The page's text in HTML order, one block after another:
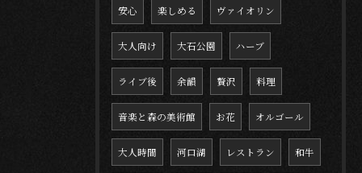
安心 楽しめる ヴァイオリン
大人向け 大石公園 ハーブ
ライブ後 余韻 贅沢 料理
音楽と森の美術館 お花 オルゴール
大人時間 河口湖 レストラン 和牛